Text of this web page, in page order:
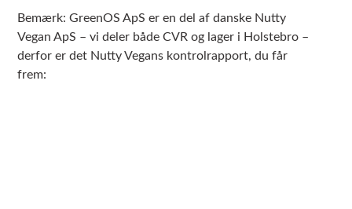
Bemærk: GreenOS ApS er en del af danske Nutty
Vegan ApS – vi deler både CVR og lager i Holstebro –
derfor er det Nutty Vegans kontrolrapport, du får
frem: